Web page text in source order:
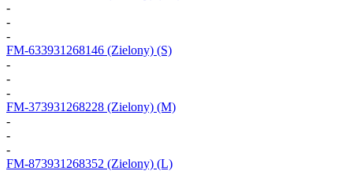
-
-
-
FM-633931268146 (Zielony) (S)
-
-
-
FM-373931268228 (Zielony) (M)
-
-
-
FM-873931268352 (Zielony) (L)